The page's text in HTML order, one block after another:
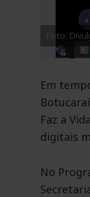
Foto:
Em
Faz a
digitais
No